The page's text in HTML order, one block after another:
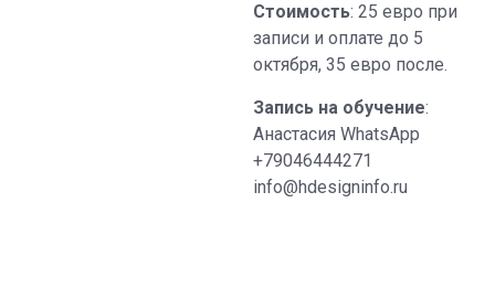
Стоимость: 25 евро при
записи и оплате до 5
октября, 35 евро после.
Запись на обучение:
Анастасия WhatsApp
+79046444271
info@hdesigninfo.ru